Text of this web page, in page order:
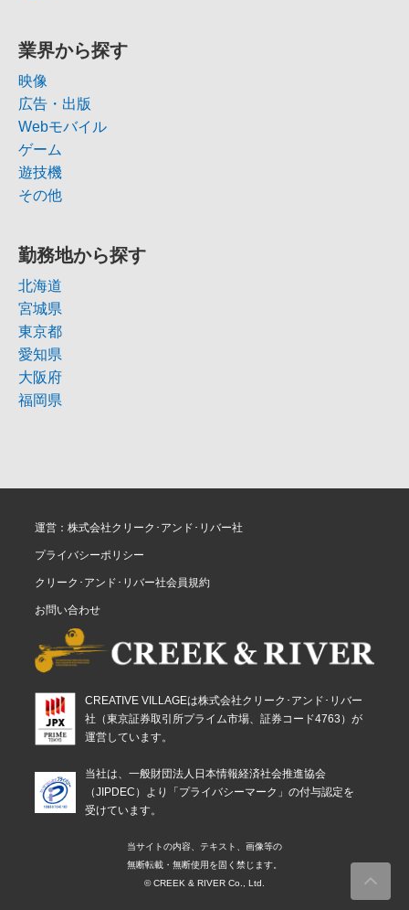
業界から探す
映像
広告・出版
Webモバイル
ゲーム
遊技機
その他
勤務地から探す
北海道
宮城県
東京都
愛知県
大阪府
福岡県
運営：株式会社クリーク･アンド･リバー社
プライバシーポリシー
クリーク･アンド･リバー社会員規約
お問い合わせ
CREATIVE VILLAGEは株式会社クリーク･アンド･リバー
社（東京証券取引所プライム市場、証券コード4763）が
運営しています。
当社は、一般財団法人日本情報経済社会推進協会
（JIPDEC）より「プライバシーマーク」の付与認定を
受けています。
当サイトの内容、テキスト、画像等の
無断転載・無断使用を固く禁じます。
© CREEK & RIVER Co., Ltd.